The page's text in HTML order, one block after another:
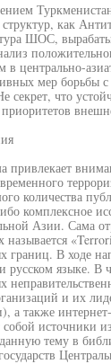
структур, как
ШОС,
центрально-
мер борьбы с
секрет, что
привлекает
количества
комплексное
Азии. Сама
В ходе
языке. В
и их
также
источники
тему в